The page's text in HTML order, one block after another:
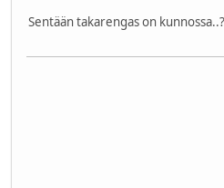
Sentään takarengas on kunnossa..?